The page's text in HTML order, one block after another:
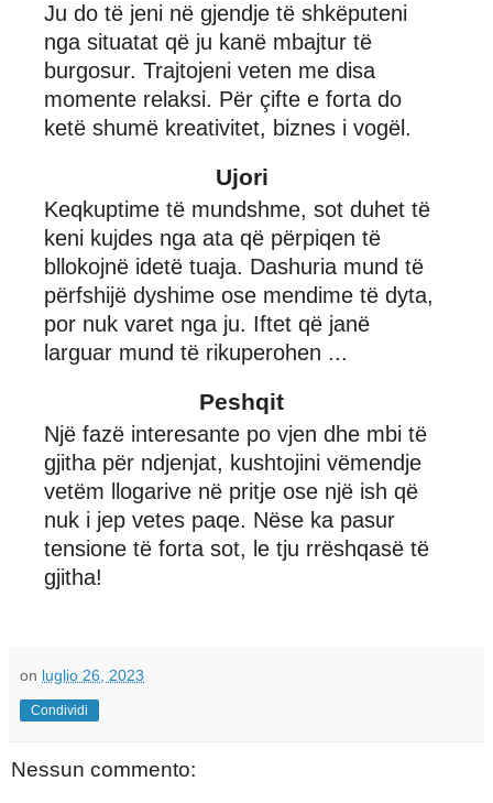
Ju do të jeni në gjendje të shkëputeni
nga situatat që ju kanë mbajtur të
burgosur. Trajtojeni veten me disa
momente relaksi. Për çifte e forta do
ketë shumë kreativitet, biznes i vogël.
Ujori
Keqkuptime të mundshme, sot duhet të
keni kujdes nga ata që përpiqen të
bllokojnë idetë tuaja. Dashuria mund të
përfshijë dyshime ose mendime të dyta,
por nuk varet nga ju. Iftet që janë
larguar mund të rikuperohen ...
Peshqit
Një fazë interesante po vjen dhe mbi të
gjitha për ndjenjat, kushtojini vëmendje
vetëm llogarive në pritje ose një ish që
nuk i jep vetes paqe. Nëse ka pasur
tensione të forta sot, le tju rrëshqasë të
gjitha!
on luglio 26, 2023
Condividi
Nessun commento: